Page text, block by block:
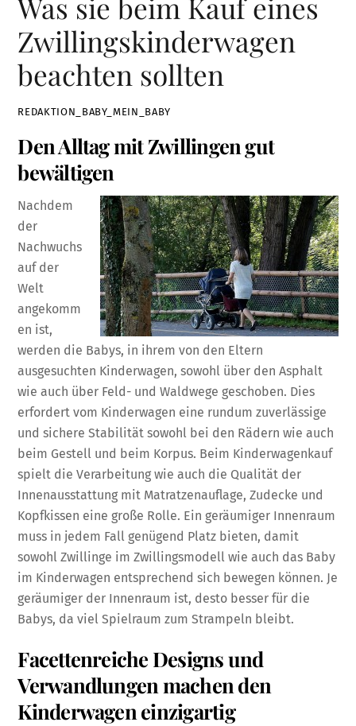
Was sie beim Kauf eines
Zwillingskinderwagen
beachten sollten
REDAKTION_BABY_MEIN_BABY
Den Alltag mit Zwillingen gut
bewältigen
Nachdem
der
Nachwuchs
auf der
Welt
angekomm
en ist,
werden die Babys, in ihrem von den Eltern
ausgesuchten Kinderwagen, sowohl über den Asphalt
wie auch über Feld- und Waldwege geschoben. Dies
erfordert vom Kinderwagen eine rundum zuverlässige
und sichere Stabilität sowohl bei den Rädern wie auch
beim Gestell und beim Korpus. Beim Kinderwagenkauf
spielt die Verarbeitung wie auch die Qualität der
Innenausstattung mit Matratzenauflage, Zudecke und
Kopfkissen eine große Rolle. Ein geräumiger Innenraum
muss in jedem Fall genügend Platz bieten, damit
sowohl Zwillinge im Zwillingsmodell wie auch das Baby
im Kinderwagen entsprechend sich bewegen können. Je
geräumiger der Innenraum ist, desto besser für die
Babys, da viel Spielraum zum Strampeln bleibt.
Facettenreiche Designs und
Verwandlungen machen den
Kinderwagen einzigartig